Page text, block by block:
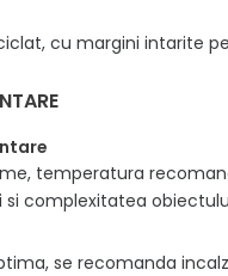
cu margini intarite
temperatura
complexitatea
se recomanda